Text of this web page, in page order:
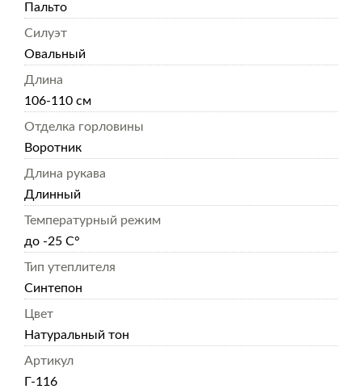
Пальто
Силуэт
Овальный
Длина
106-110 см
Отделка горловины
Воротник
Длина рукава
Длинный
Температурный режим
до -25 С°
Тип утеплителя
Синтепон
Цвет
Натуральный тон
Артикул
Г-116